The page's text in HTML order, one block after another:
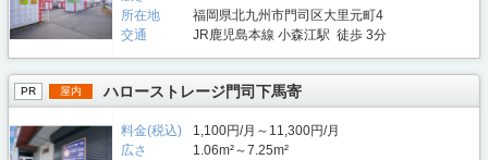
所在地
福岡県北九州市門司区大里元町4
交通
JR鹿児島本線 小森江駅 徒歩 3分
PR 屋内 ハローストレージ門司下馬寄
料金(税込)
1,100円/月～11,300円/月
広さ
1.06m²～7.25m²